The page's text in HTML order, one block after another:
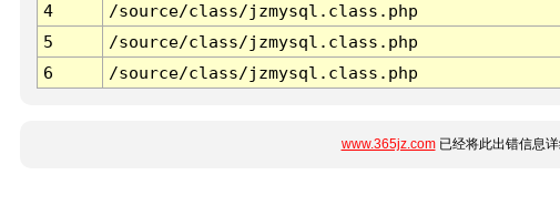
4
/source/class/jzmysql.class.php
5
/source/class/jzmysql.class.php
6
/source/class/jzmysql.class.php
www.365jz.com已经将此出错信息